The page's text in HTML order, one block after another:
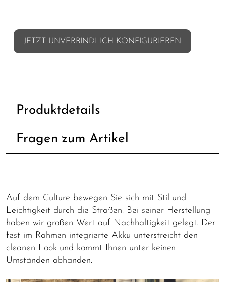
JETZT UNVERBINDLICH KONFIGURIEREN
Produktdetails
Fragen zum Artikel
Auf dem Culture bewegen Sie sich mit Stil und
Leichtigkeit durch die Straßen. Bei seiner Herstellung
haben wir großen Wert auf Nachhaltigkeit gelegt. Der
fest im Rahmen integrierte Akku unterstreicht den
cleanen Look und kommt Ihnen unter keinen
Umständen abhanden.